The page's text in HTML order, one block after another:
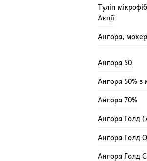
Туліп
Акції
Ангора, мохер
Ангора 50
Ангора 50% з
Ангора 70%
Ангора Голд
Ангора Голд
Ангора Голд